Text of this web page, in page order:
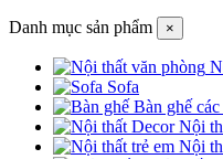
Danh mục sản phẩm ×
Sofa
Bàn ghế
Nội
Nội